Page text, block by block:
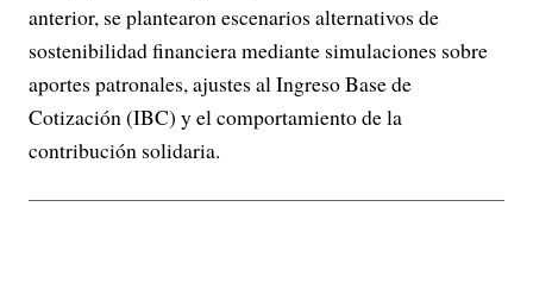
anterior, se plantearon escenarios alternativos de
sostenibilidad financiera mediante simulaciones sobre
aportes patronales, ajustes al Ingreso Base de
Cotización (IBC) y el comportamiento de la
contribución solidaria.